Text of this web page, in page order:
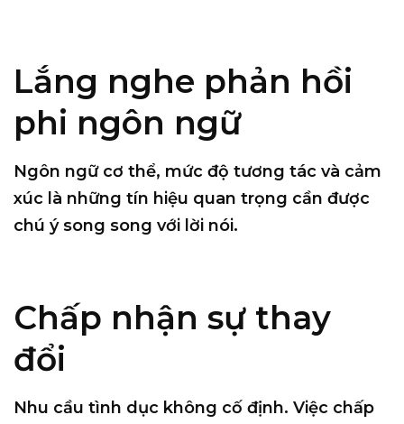
Lắng nghe phản hồi
phi ngôn ngữ
Ngôn ngữ cơ thể, mức độ tương tác và cảm
xúc là những tín hiệu quan trọng cần được
chú ý song song với lời nói.
Chấp nhận sự thay
đổi
Nhu cầu tình dục không cố định. Việc chấp